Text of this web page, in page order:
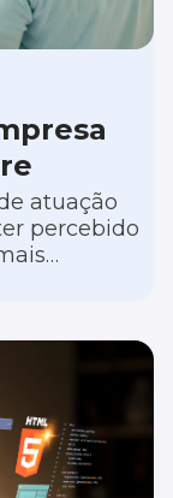
atuação
percebido
e